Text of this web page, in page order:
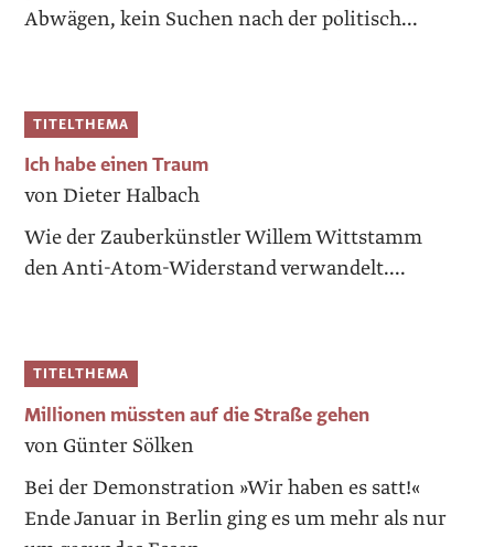
Abwägen, kein Suchen nach der politisch...
TITELTHEMA
Ich habe einen Traum
von Dieter Halbach
Wie der Zauberkünstler Willem Wittstamm
den Anti-Atom-Widerstand verwandelt....
TITELTHEMA
Millionen ­müssten auf die Straße gehen
von Günter Sölken
Bei der Demonstration »Wir haben es satt!«
Ende Januar in Berlin ging es um mehr als nur